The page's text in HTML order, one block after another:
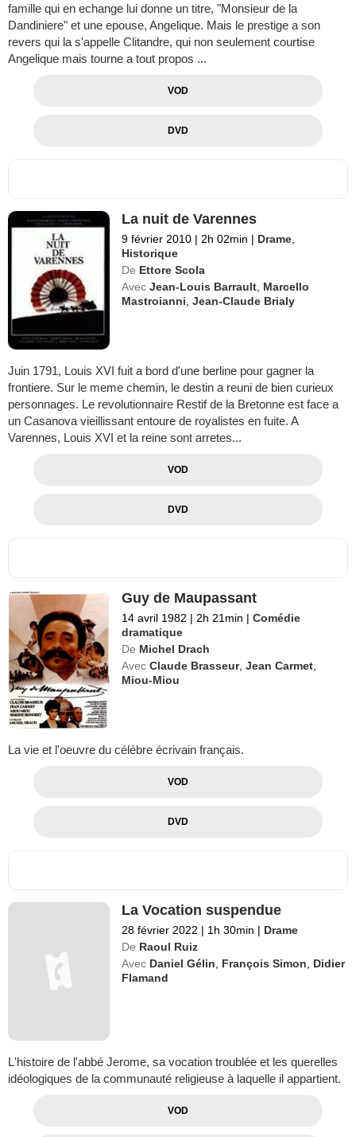
famille qui en echange lui donne un titre, "Monsieur de la
Dandiniere" et une epouse, Angelique. Mais le prestige a son
revers qui la s'appelle Clitandre, qui non seulement courtise
Angelique mais tourne a tout propos ...
VOD
DVD
La nuit de Varennes
9 février 2010 | 2h 02min | Drame
Historique
De Ettore Scola
Avec Jean-Louis Barrault Marcello
Mastroianni ,Jean-Claude Brialy
Juin 1791, Louis XVI fuit a bord d'une berline pour gagner la
frontiere. Sur le meme chemin, le destin a reuni de bien curieux
personnages. Le revolutionnaire Restif de la Bretonne est face a
un Casanova vieillissant entoure de royalistes en fuite. A
Varennes, Louis XVI et la reine sont arretes...
VOD
DVD
Guy de Maupassant
14 avril 1982 | 2h 21min | Comédie
dramatique
De Michel Drach
Avec Claude Brasseur,Jean Carmet
Miou-Miou
La vie et l'oeuvre du célèbre écrivain français.
VOD
DVD
La Vocation suspendue
28 février 2022 | 1h 30min | Drame
De Raoul Ruiz
Avec Daniel Gélin François Simon
Didier
Flamand
L'histoire de l'abbé Jerome, sa vocation troublée et les querelles
idéologiques de la communauté religieuse à laquelle il appartient.
VOD